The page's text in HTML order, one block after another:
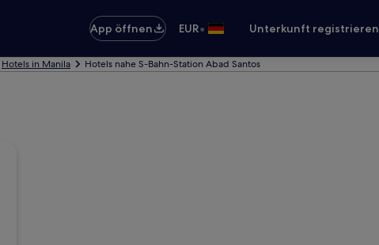
App öffnen EUR• Unterkunft registrieren
Hotels in Manila Hotels nahe S-Bahn-Station Abad Santos